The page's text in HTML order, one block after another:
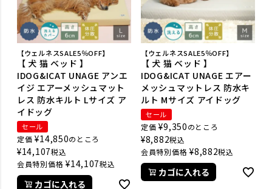
【ウェルネスSALE5％OFF】
【 犬 猫 ベッド 】
IDOG&ICAT UNAGE アンエ
イジ エアーメッシュマット
レス 防水キルト Lサイズ ア
イドッグ
セール
定価 ¥14,850のところ
¥14,107税込
会員特別価格 ¥14,107税込
カゴに入れる
【ウェルネスSALE5％OFF】
【 犬 猫 ベッド 】
IDOG&ICAT UNAGE エアー
メッシュマットレス 防水キ
ルト Mサイズ アイドッグ
セール
定価 ¥9,350のところ
¥8,882税込
会員特別価格 ¥8,882税込
カゴに入れる